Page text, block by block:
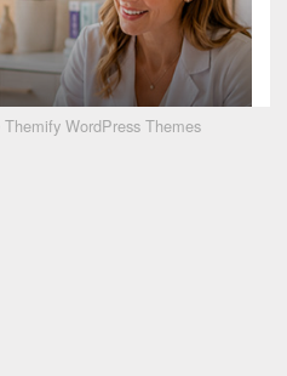
Themify WordPress Themes